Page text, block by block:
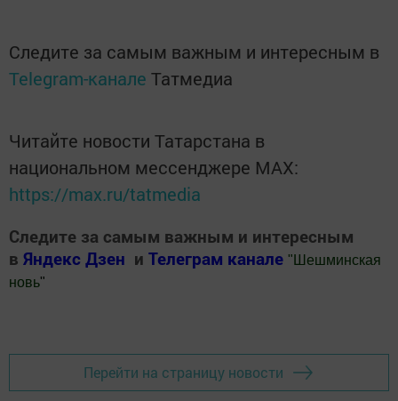
Следите за самым важным и интересным в
Telegram-канале Татмедиа
Читайте новости Татарстана в
национальном мессенджере MАХ:
https://max.ru/tatmedia
Следите за самым важным и интересным
в Яндекс Дзен и Телеграм канале " Шешминская
новь"
Перейти на страницу новости